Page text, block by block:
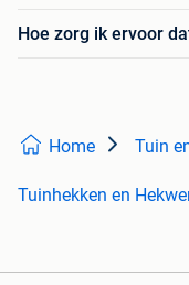
Hoe zorg ik ervoor
Home Tuin
Tuinhekken en